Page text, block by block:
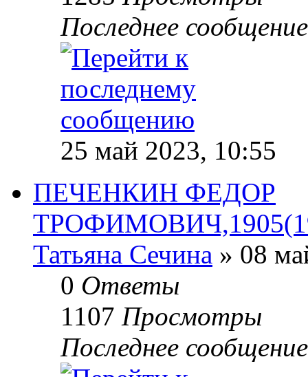
Последнее
25 май 2023, 10:55
ПЕЧЕНКИН ФЕДОР
Татьяна Сечина » 08
0 Ответы
1107 Просмотры
Последнее